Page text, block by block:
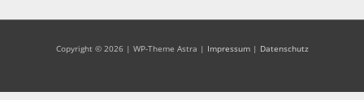
Copyright © 2026 | WP-Theme Astra | Impressum| Datenschutz